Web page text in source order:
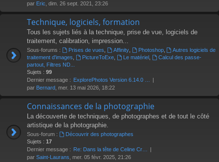
par Eric , dim. 26 sept. 2021, 23:26
Technique, logiciels, formation
Tous les sujets liés à la technique, prise de vue, logiciels de
traitement, calibration, impression...
Sous-forums : Prises de vues Affinity, Photoshop,
Autres logiciels de
traitement d'images
PictureToExe, Le matériel,
Calcul des passe-
partout, Filtres ND...
Sujets : 99
Dernier message : ExplorePhotos Version 6.14.0 …
par Bernard , mer. 13 mai 2026, 18:22
Connaissances de la photographie
La découverte de techniques, de photographes et de tout le côté
artistique de la photographie.
Sous-forum :
Découvrir des photographes
Sujets : 17
Dernier message : Re: Dans la tête de Celine Cr…
par Saint-Laurans , mer. 05 févr. 2025, 21:26